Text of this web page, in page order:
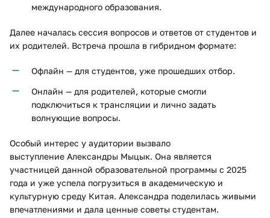
международного образования.
Далее началась сессия вопросов и ответов от студентов и
их родителей. Встреча прошла в гибридном формате:
Офлайн — для студентов, уже прошедших отбор.
Онлайн — для родителей, которые смогли
подключиться к трансляции и лично задать
волнующие вопросы.
Особый интерес у аудитории вызвало
выступление Александры Мыцык. Она является
участницей данной образовательной программы с 2025
года и уже успела погрузиться в академическую и
культурную среду Китая. Александра поделилась живыми
впечатлениями и дала ценные советы студентам.